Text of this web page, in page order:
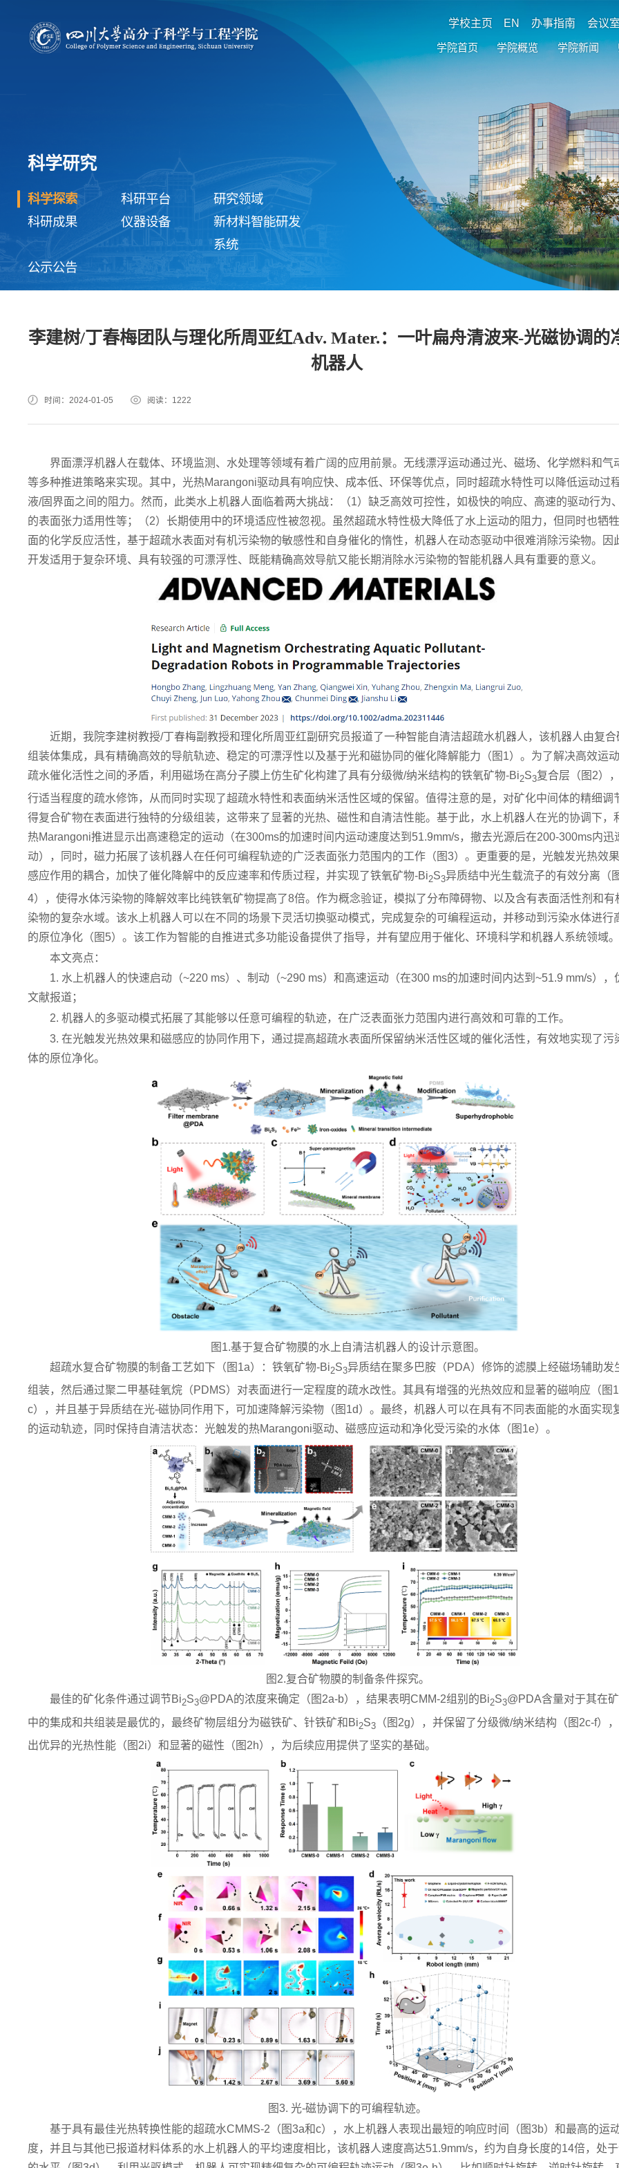
学校主页 EN 办事指南 会议
学院首页 学院概览 学院新闻
科学研究
科学探索 科研平台
研究领域
科研成果
仪器设备
新材料智能研发
系统
公示公告
李建树/丁春梅团队与理化所周亚红Adv. Mater.：一叶扁舟清波来-光磁协调的
机器人
时间：2024-01-05 阅读： 1222
界面漂浮机器人在载体、环境监测、水处理等领域有着广阔的应用前景。无线漂浮运动通过光、磁场、化学燃料和气
等多种推进策略来实现。其中，光热Marangoni驱动具有响应快、成本低、环保等优点，同时超疏水特性可以降低运动过
液/固界面之间的阻力。然而，此类水上机器人面临着两大挑战：（1）缺乏高效可控性，如极快的响应、高速的驱动行为
的表面张力适用性等；（2）长期使用中的环境适应性被忽视。虽然超疏水特性极大降低了水上运动的阻力，但同时也牺
面的化学反应活性，基于超疏水表面对有机污染物的敏感性和自身催化的惰性，机器人在动态驱动中很难消除污染物。因
开发适用于复杂环境、具有较强的可漂浮性、既能精确高效导航又能长期消除水污染物的智能机器人具有重要的意义。
近期，我院李建树教授/丁春梅副教授和理化所周亚红副研究员报道了一种智能自清洁超疏水机器人，该机器人由复合
组装体集成，具有精确高效的导航轨迹、稳定的可漂浮性以及基于光和磁协同的催化降解能力（图1）。为了解决高效运
疏水催化活性之间的矛盾，利用磁场在高分子膜上仿生矿化构建了具有分级微/纳米结构的铁氧矿物-Bi2S3复合层（图2）
行适当程度的疏水修饰，从而同时实现了超疏水特性和表面纳米活性区域的保留。值得注意的是，对矿化中间体的精细调
得复合矿物在表面进行独特的分级组装，这带来了显著的光热、磁性和自清洁性能。基于此，水上机器人在光的协调下，
热Marangoni推进显示出高速稳定的运动（在300ms的加速时间内运动速度达到51.9mm/s，撤去光源后在200-300ms内迅
动），同时，磁力拓展了该机器人在任何可编程轨迹的广泛表面张力范围内的工作（图3）。更重要的是，光触发光热效
感应作用的耦合，加快了催化降解中的反应速率和传质过程，并实现了铁氧矿物-Bi2S3异质结中光生载流子的有效分离（
4），使得水体污染物的降解效率比纯铁氧矿物提高了8倍。作为概念验证，模拟了分布障碍物、以及含有表面活性剂和有
染物的复杂水域。该水上机器人可以在不同的场景下灵活切换驱动模式，完成复杂的可编程运动，并移动到污染水体进行
的原位净化（图5）。该工作为智能的自推进式多功能设备提供了指导，并有望应用于催化、环境科学和机器人系统领域。
本文亮点：
1. 水上机器人的快速启动（~220 ms）、制动（~290 ms）和高速运动（在300 ms的加速时间内达到~51.9 mm/s），
文献报道；
2. 机器人的多驱动模式拓展了其能够以任意可编程的轨迹，在广泛表面张力范围内进行高效和可靠的工作。
3. 在光触发光热效果和磁感应的协同作用下，通过提高超疏水表面所保留纳米活性区域的催化活性，有效地实现了污
体的原位净化。
图1.基于复合矿物膜的水上自清洁机器人的设计示意图。
超疏水复合矿物膜的制备工艺如下（ 图1a）：铁氧矿物-Bi2S3异质结在聚多巴胺（PDA）修饰的滤膜上经磁场辅助发
组装，然后通过聚二甲基硅氧烷（PDMS）对表面进行一定程度的疏水改性。其具有增强的光热效应和显著的磁响应（图
c），并且基于异质结在光-磁协同作用下，可加速降解污染物（图1d）。最终，机器人可以在具有不同表面能的水面实现
的运动轨迹，同时保持自清洁状态：光触发的热Marangoni驱动、磁感应运动和净化受污染的水体（图1e）。
图2.复合矿物膜的制备条件探究。
最佳的矿化条件通过调节Bi2S3@PDA的浓度来确定（图2a-b），结果表明CMM-2组别的Bi2S3@PDA含量对于其在
中的集成和共组装是最优的，最终矿物层组分为磁铁矿、针铁矿和Bi2S3 （图2g），并保留了分级微/纳米结构（图2c-f）
出优异的光热性能（图2i）和显著的磁性（图2h），为后续应用提供了坚实的基础。
图3. 光-磁协调下的可编程轨迹。
基于具有最佳光热转换性能的超疏水CMMS-2（图3a和c），水上机器人表现出最短的响应时间（图3b）和最高的运
度，并且与其他已报道材料体系的水上机器人的平均速度相比，该机器人速度高达51.9mm/s，约为自身长度的14倍，处